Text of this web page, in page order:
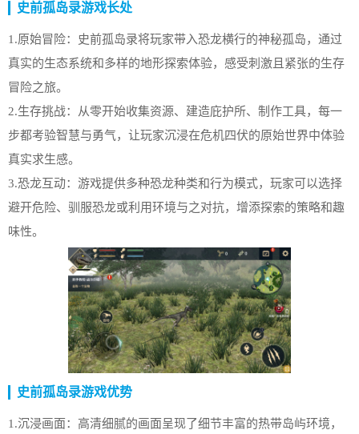
史前孤岛录游戏长处
1.原始冒险：史前孤岛录将玩家带入恐龙横行的神秘孤岛，通过
真实的生态系统和多样的地形探索体验，感受刺激且紧张的生存
冒险之旅。
2.生存挑战：从零开始收集资源、建造庇护所、制作工具，每一
步都考验智慧与勇气，让玩家沉浸在危机四伏的原始世界中体验
真实求生感。
3.恐龙互动：游戏提供多种恐龙种类和行为模式，玩家可以选择
避开危险、驯服恐龙或利用环境与之对抗，增添探索的策略和趣
味性。
史前孤岛录游戏优势
1.沉浸画面：高清细腻的画面呈现了细节丰富的热带岛屿环境，